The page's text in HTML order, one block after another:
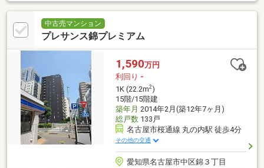
中古売マンション
プレサンス錦プレミアム
1,590万円
利回り -
1K (22.2m2)
15階/15階建
築年月 2014年2月(築12年7ヶ月)
総戸数133戸
名古屋市桜通線 丸の内駅 徒歩4分
その他の交通
愛知県名古屋市中区錦３丁目